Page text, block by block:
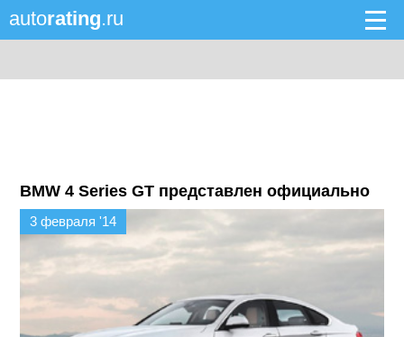
autorating.ru
BMW 4 Series GT представлен официально
3 февраля '14